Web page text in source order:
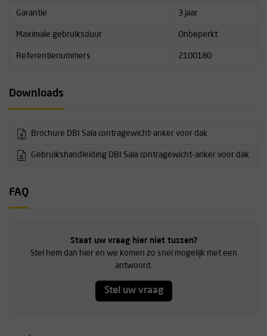
Garantie 3 jaar
Maximale gebruiksduur Onbeperkt
Referentienummers 2100180
Downloads
Brochure DBI Sala contragewicht-anker voor dak
Gebruikshandleiding DBI Sala contragewicht-anker voor dak
FAQ
Staat uw vraag hier niet tussen?
Stel hem dan hier en we komen zo snel mogelijk met een
antwoord.
Stel uw vraag